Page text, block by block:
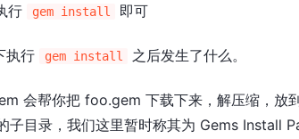
行
gem install 即可
执行 gem install 之后发生了什么。
会帮你把 foo.gem 下载下来，解压缩，放
子目录，我们这里暂时称其为 Gems Install